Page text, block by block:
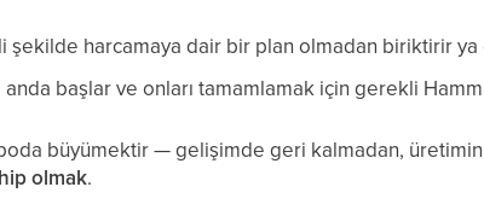
şekilde harcamaya dair bir plan olmadan biriktirir ya
anda başlar ve onları tamamlamak için gerekli
büyümektir — gelişimde geri kalmadan,
olmak.